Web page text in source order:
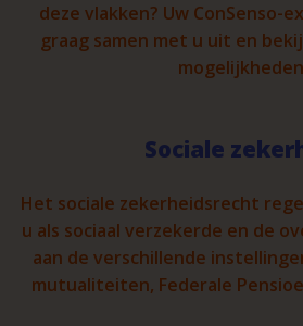
deze vlakken? Uw ConSenso-
graag samen met u uit en
Sociale
Het sociale zekerheidsrecht
u als sociaal verzekerde en de
aan de verschillende
mutualiteiten, Federale